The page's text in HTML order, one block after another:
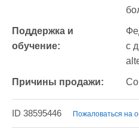
Поддержка и
обучение:
с
Причины продажи:
ID 38595446 Пожаловаться на